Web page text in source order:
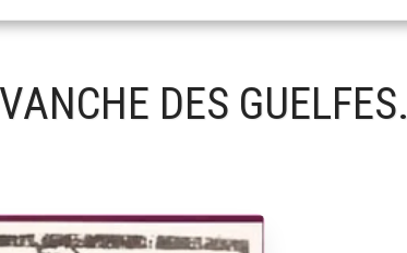
DES GUELFES.